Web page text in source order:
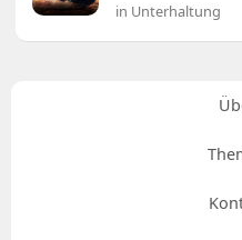
in Unterhaltung